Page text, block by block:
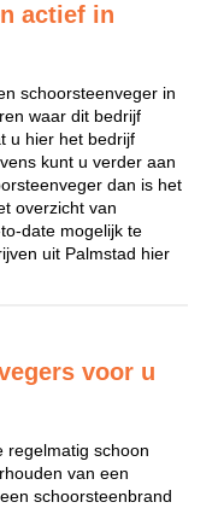
actief in
schoorsteenveger in
waar dit bedrijf
u hier het bedrijf
kunt u verder aan
dan is het
overzicht van
date mogelijk te
uit Palmstad hier
voor u
regelmatig schoon
van een
schoorsteenbrand